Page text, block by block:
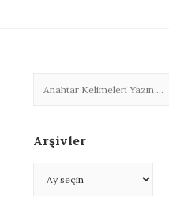
Arşivler